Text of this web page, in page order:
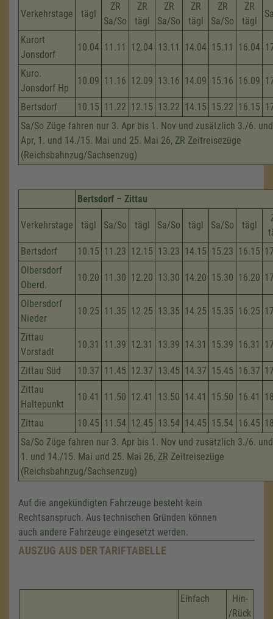
Verkehrstage tägl
ZR
Sa/So
ZR
tägl
ZR
Sa/So
ZR
tägl
ZR
Sa/So
ZR
tägl
Kurort
Jonsdorf
10.04 11.11 12.04 13.11 14.04 15.11 16.04
Kuro.
Jonsdorf Hp
10.09 11.16 12.09 13.16 14.09 15.16 16.09
Bertsdorf 10.15 11.22 12.15 13.22 14.15 15.22 16.15
Sa/So Züge fahren nur 3. Apr bis 1. Nov und zusätzlich 3./6.
Apr, 1. und 14./15. Mai und 25. Mai 26, ZR Zeitreisezüge
(Reichsbahnzug/Sachsenzug)
Bertsdorf – Zittau
Verkehrstage tägl Sa/So tägl Sa/So tägl Sa/So tägl
Bertsdorf
10.15 11.23 12.15 13.23 14.15 15.23 16.15
Olbersdorf
Oberd.
10.20 11.30 12.20 13.30 14.20 15.30 16.20
Olbersdorf
Nieder
10.25 11.35 12.25 13.35 14.25 15.35 16.25
Zittau
Vorstadt
10.31 11.39 12.31 13.39 14.31 15.39 16.31
Zittau Süd 10.37 11.45 12.37 13.45 14.37 15.45 16.37
Zittau
Haltepunkt
10.41 11.50 12.41 13.50 14.41 15.50 16.41
Zittau 10.45 11.54 12.45 13.54 14.45 15.54 16.45
Sa/So Züge fahren nur 3. Apr bis 1. Nov und zusätzlich 3./6.
1. und 14./15. Mai und 25. Mai 26, ZR Zeitreisezüge
(Reichsbahnzug/Sachsenzug)
Auf die angekündigten Fahrzeuge besteht kein
Rechtsanspruch. Aus technischen Gründen können
auch andere Fahrzeuge eingesetzt werden.
AUSZUG AUS DER TARIFTABELLE
Einfach
Hin-
/Rück